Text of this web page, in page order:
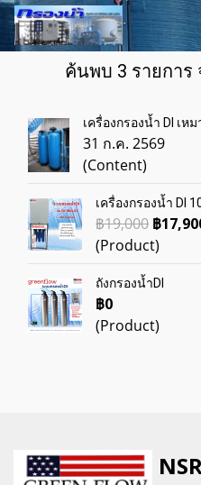
ค้นพบ 3 รายการ
เครื่องกรองน้ำ DI เ
31 ก.ค. 2569
(Content)
เครื่องกรองน้ำ DI
฿19,000 ฿
(Product)
ถังกรองน้ำDI
฿0
(Product)